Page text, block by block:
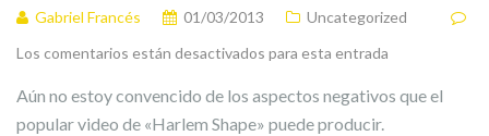
Gabriel Francés 01/03/2013
Uncategorized
Los comentarios están desactivados para esta entrada
Aún no estoy convencido de los aspectos negativos que el
popular video de «Harlem Shape» puede producir.